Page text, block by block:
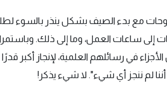
مع بدء الصيف بشكل ينذر بالسوء
ساعات العمل، وما إلى ذلك.
في رسائلهم العلمية، لإنجاز أكبر
أننا لم ننجز أي شيء". لا شيء يذكر!